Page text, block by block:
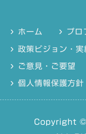
ホーム プロ
政策ビジョン・実
ご意見・ご要望
個人情報保護方針
Copyright